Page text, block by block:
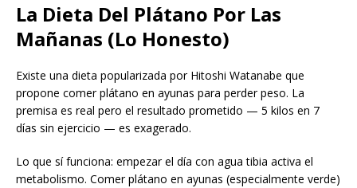
La Dieta Del Plátano Por Las
Mañanas (Lo Honesto)
Existe una dieta popularizada por Hitoshi Watanabe que
propone comer plátano en ayunas para perder peso. La
premisa es real pero el resultado prometido — 5 kilos en 7
días sin ejercicio — es exagerado.
Lo que sí funciona: empezar el día con agua tibia activa el
metabolismo. Comer plátano en ayunas (especialmente verde)